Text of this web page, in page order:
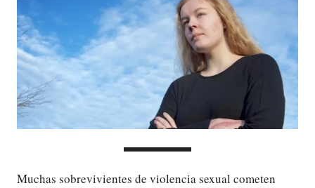
Muchas sobrevivientes de violencia sexual cometen